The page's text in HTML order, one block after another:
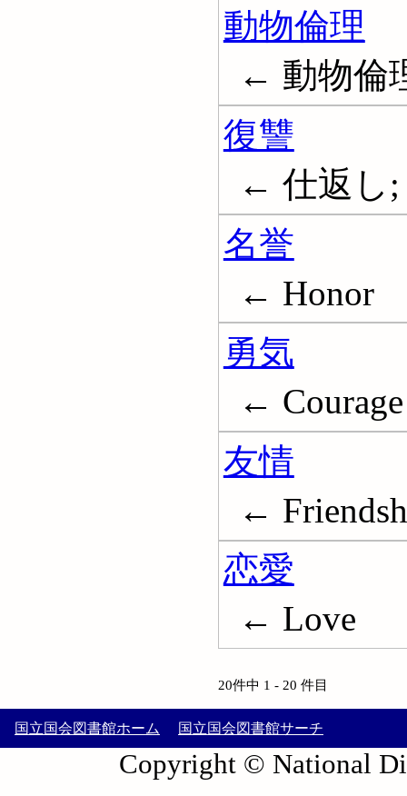
動物倫理
← 動物倫
復讐
← 仕返し;
名誉
← Honor
勇気
← Courage
友情
←
恋愛
← Love
20件中 1 - 20 件目
国立国会図書館ホーム 国立国会図書館サーチ
Copyright © National